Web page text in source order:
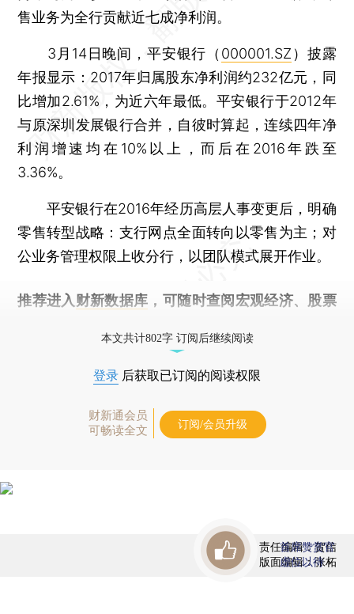
售业务为全行贡献近七成净利润。
3月14日晚间，平安银行（ 000001.SZ ）披露
年报显示：2017年归属股东净利润约232亿元，同
比增加2.61%，为近六年最低。平安银行于2012年
与原深圳发展银行合并，自彼时算起，连续四年净
利润增速均在10%以上，而后在2016年跌至
3.36%。
平安银行在2016年经历高层人事变更后，明确
零售转型战略：支行网点全面转向以零售为主；对
公业务管理权限上收分行，以团队模式展开作业。
推荐进入 财新数据库 ，可随时查阅宏观经济、股票
本文共计802字 订阅后继续阅读
登录 后获取已订阅的阅读权限
财新通会员
可畅读全文
订阅/会员升级
责任编辑：贺信
版面编辑：张柘
首席赞赏官
虚位以待